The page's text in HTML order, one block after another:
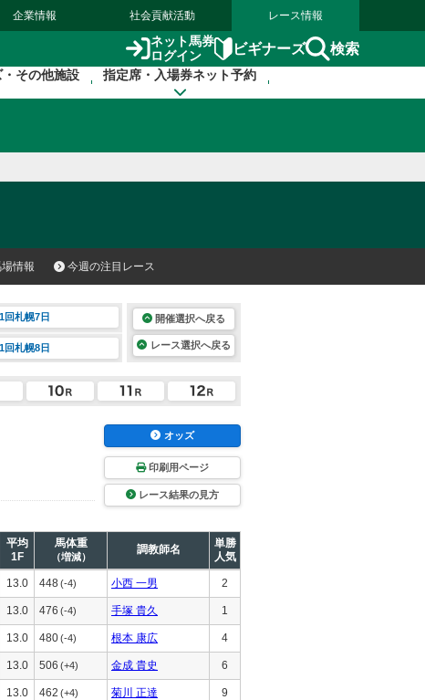
企業情報 社会貢献活動 レース情報
ネット馬券
ログイン
ビギナーズ 検索
その他施設 指定席・入場券ネット予約
情報 今週の注目レース
1回札幌7日
1回札幌8日
開催選択へ戻る
レース選択へ戻る
オッズ
印刷用ページ
レース結果の見方
平均
1F
馬体重
（増減）
調教師名
単勝
人気
13.0 448(-4) 小西 一男 2
13.0 476 (-4) 手塚 貴久 1
13.0 480(-4) 根本 康広 4
13.0 506 (+4) 金成 貴史 6
13.0 462 (+4) 菊川 正達 9